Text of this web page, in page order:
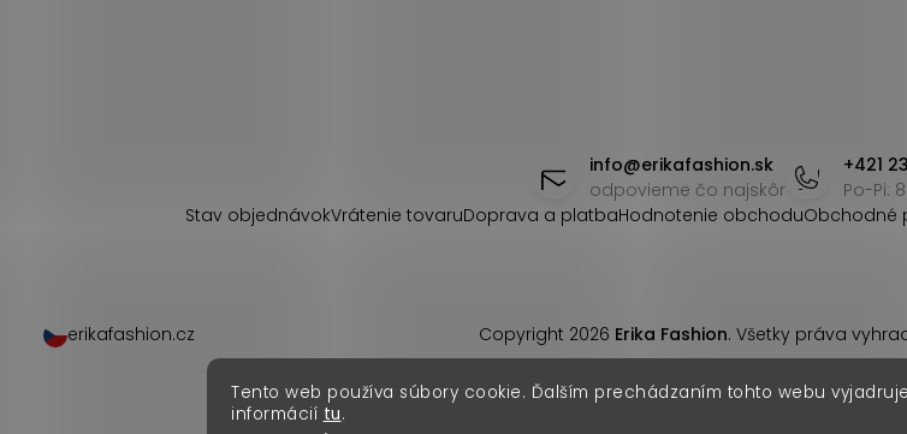
Tento web používa súbory cookie. Ďalším prechádzaním tohto webu
informácií tu.
info@erikafashion.sk
odpovieme čo najskôr
+421
Po-Pi:
Stav objednávokVrátenie tovaruDoprava a platbaHodnotenie obchoduObchodné
Copyright 2026 Erika Fashion. Všetky práva
erikafashion.cz